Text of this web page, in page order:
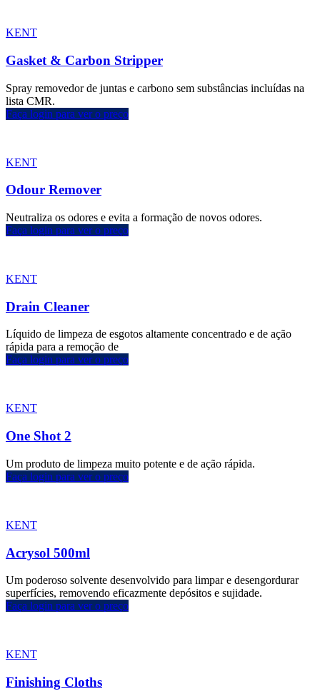
KENT
Gasket & Carbon Stripper
Spray removedor de juntas e carbono sem substâncias incluídas na
lista CMR.
Faça login para ver o preço
KENT
Odour Remover
Neutraliza os odores e evita a formação de novos odores.
Faça login para ver o preço
KENT
Drain Cleaner
Líquido de limpeza de esgotos altamente concentrado e de ação
rápida para a remoção de
Faça login para ver o preço
KENT
One Shot 2
Um produto de limpeza muito potente e de ação rápida.
Faça login para ver o preço
KENT
Acrysol 500ml
Um poderoso solvente desenvolvido para limpar e desengordurar
superfícies, removendo eficazmente depósitos e sujidade.
Faça login para ver o preço
KENT
Finishing Cloths